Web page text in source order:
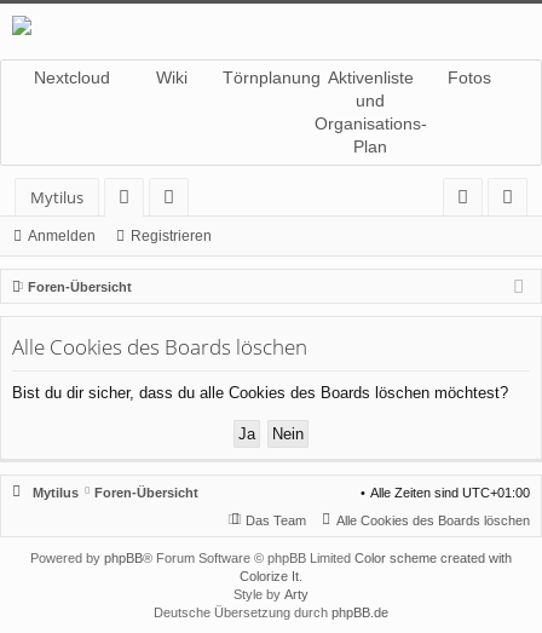
Nextcloud Wiki Törnplanung Aktivenliste
und
Organisations-
Plan
Fotos
Mytilus
or
en
itg
lie
de
m
el
n
ist
rie
n
Anmelden Registrieren
Foren-Übersicht
Alle Cookies des Boards löschen
Bist du dir sicher, dass du alle Cookies des Boards löschen möchtest?
Mytilus Foren-Übersicht Alle Zeiten sind UTC+01:00
Alle Cookies des Boards löschen
Das Team
Powered by phpBB® Forum Software © phpBB Limited Color scheme created with
Colorize It
Style by Arty
Deutsche Übersetzung durch phpBB.de